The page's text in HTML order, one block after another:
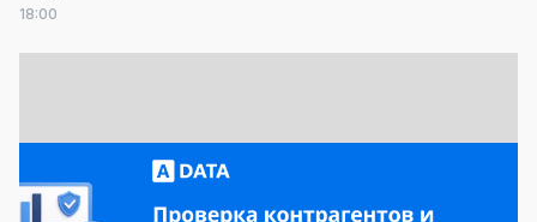
18:00